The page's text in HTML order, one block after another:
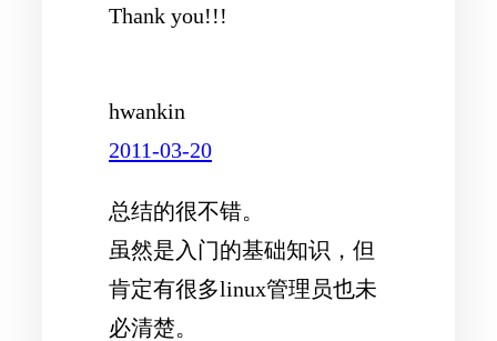
Thank you!!!
hwankin
2011-03-20
总结的很不错。
虽然是入门的基础知识，但
肯定有很多linux管理员也未
必清楚。